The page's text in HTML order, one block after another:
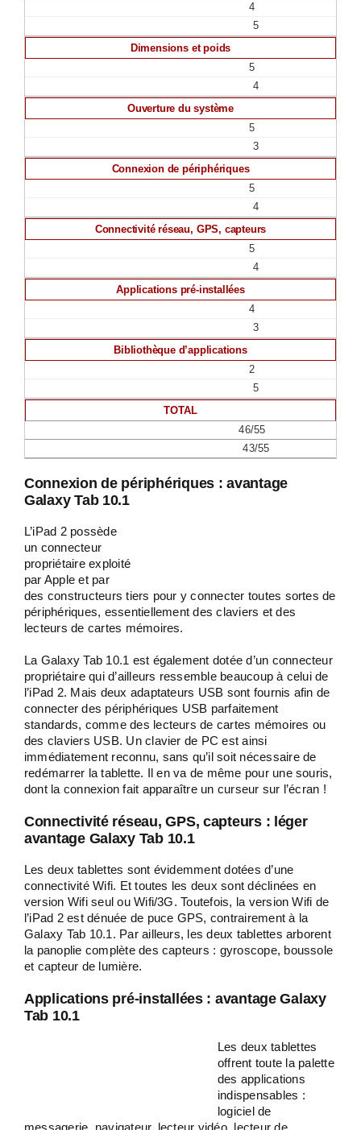
4
5
Dimensions et poids
5
4
Ouverture du système
5
3
Connexion de périphériques
5
4
Connectivité réseau, GPS, capteurs
5
4
Applications pré-installées
4
3
Bibliothèque d’applications
2
5
TOTAL
46/55
43/55
Connexion de périphériques : avantage
Galaxy Tab 10.1
L’iPad 2 possède
un connecteur
propriétaire exploité
par Apple et par
des constructeurs tiers pour y connecter toutes sortes de
périphériques, essentiellement des claviers et des
lecteurs de cartes mémoires.
La Galaxy Tab 10.1 est également dotée d’un connecteur
propriétaire qui d’ailleurs ressemble beaucoup à celui de
l’iPad 2. Mais deux adaptateurs USB sont fournis afin de
connecter des périphériques USB parfaitement
standards, comme des lecteurs de cartes mémoires ou
des claviers USB. Un clavier de PC est ainsi
immédiatement reconnu, sans qu’il soit nécessaire de
redémarrer la tablette. Il en va de même pour une souris,
dont la connexion fait apparaître un curseur sur l’écran !
Connectivité réseau, GPS, capteurs : léger
avantage Galaxy Tab 10.1
Les deux tablettes sont évidemment dotées d’une
connectivité Wifi. Et toutes les deux sont déclinées en
version Wifi seul ou Wifi/3G. Toutefois, la version Wifi de
l’iPad 2 est dénuée de puce GPS, contrairement à la
Galaxy Tab 10.1. Par ailleurs, les deux tablettes arborent
la panoplie complète des capteurs : gyroscope, boussole
et capteur de lumière.
Applications pré-installées : avantage Galaxy
Tab 10.1
Les deux tablettes
offrent toute la palette
des applications
indispensables :
logiciel de
messagerie, navigateur, lecteur vidéo, lecteur de